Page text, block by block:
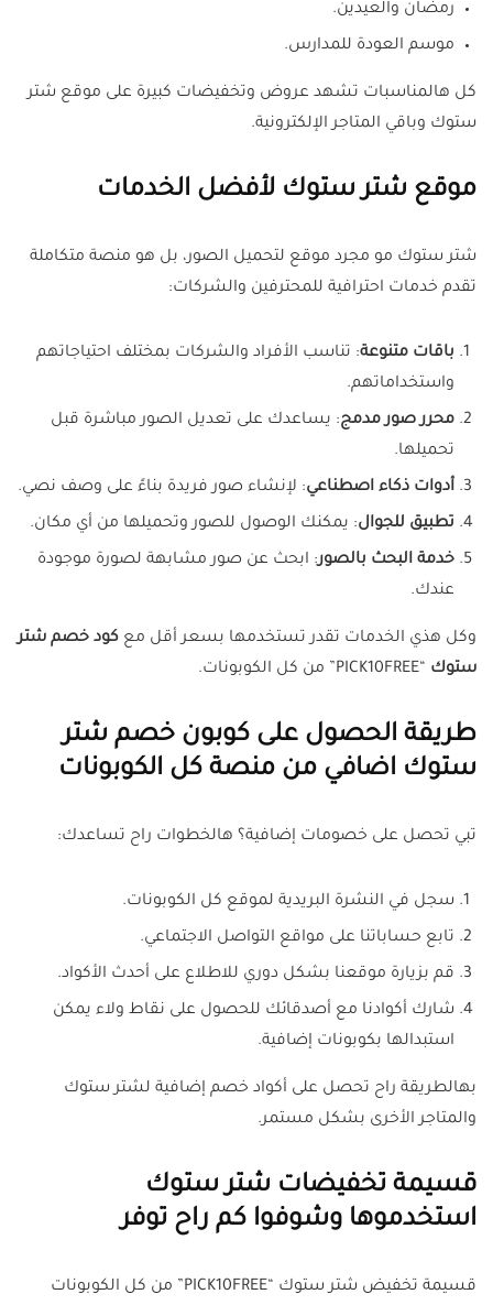
رمضان والعيدين.
موسم العودة للمدارس.
كل هالمناسبات تشهد عروض وتخفيضات كبيرة على موقع شتر
ستوك وباقي المتاجر الإلكترونية.
موقع شتر ستوك لأفضل الخدمات
شتر ستوك مو مجرد موقع لتحميل الصور، بل هو منصة متكاملة
تقدم خدمات احترافية للمحترفين والشركات:
باقات متنوعة: تناسب الأفراد والشركات بمختلف احتياجاتهم
واستخداماتهم.
محرر صور مدمج: يساعدك على تعديل الصور مباشرة قبل
تحميلها.
أدوات ذكاء اصطناعي: لإنشاء صور فريدة بناءً على وصف نصي.
تطبيق للجوال: يمكنك الوصول للصور وتحميلها من أي مكان.
خدمة البحث بالصور: ابحث عن صور مشابهة لصورة موجودة
عندك.
وكل هذي الخدمات تقدر تستخدمها بسعر أقل مع كود خصم شتر
ستوك “PICK10FREE” من كل الكوبونات.
طريقة الحصول على كوبون خصم شتر
ستوك اضافي من منصة كل الكوبونات
تبي تحصل على خصومات إضافية؟ هالخطوات راح تساعدك:
سجل في النشرة البريدية لموقع كل الكوبونات.
تابع حساباتنا على مواقع التواصل الاجتماعي.
قم بزيارة موقعنا بشكل دوري للاطلاع على أحدث الأكواد.
شارك أكوادنا مع أصدقائك للحصول على نقاط ولاء يمكن
استبدالها بكوبونات إضافية.
بهالطريقة راح تحصل على أكواد خصم إضافية لشتر ستوك
والمتاجر الأخرى بشكل مستمر.
قسيمة تخفيضات شتر ستوك
استخدموها وشوفوا كم راح توفر
قسيمة تخفيض شتر ستوك “PICK10FREE” من كل الكوبونات